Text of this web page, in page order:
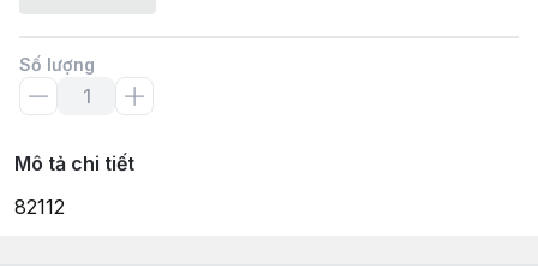
Số lượng
Mô tả chi tiết
82112